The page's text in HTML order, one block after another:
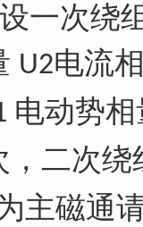
一次绕
U2电流
电动势
，二次
主磁通